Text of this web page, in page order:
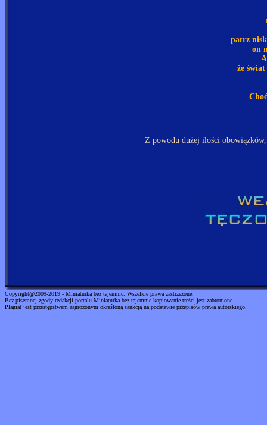
patrz
on
że
Z powodu dużej ilości
Copyright@2009-2019 - Miniaturka bez tajemnic. Wszelkie prawa zastrzeżone.
Bez pisemnej zgody redakcji portalu Miniaturka bez tajemnic kopiowanie treści jest zabronione.
Plagiat jest przestępstwem zagrożonym określoną sankcją na podstawie przepisów prawa autorskiego.